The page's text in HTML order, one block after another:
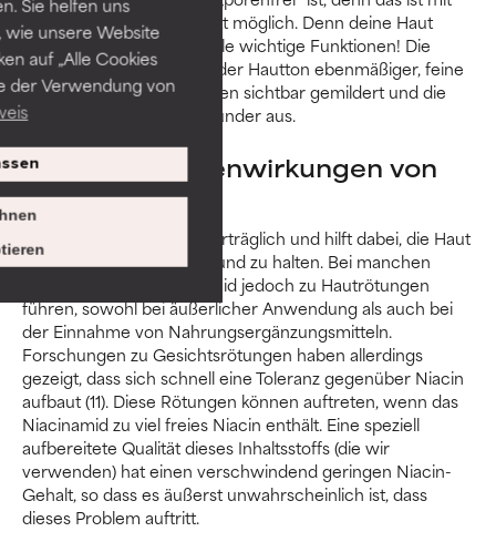
unsere Website
auf „Alle Cookies
der Verwendung von
keinem Hautpflegeprodukt möglich. Denn deine Haut
braucht ihre Poren für viele wichtige Funktionen! Die
Poren erscheinen feiner, der Hautton ebenmäßiger, feine
Linien und Fältchen werden sichtbar gemildert und die
Haut sieht insgesamt gesünder aus.
Mögliche Nebenwirkungen von
Niacinamid
Niacinamid ist sehr gut verträglich und hilft dabei, die Haut
zu beruhigen und sie gesund zu halten. Bei manchen
Menschen kann Niacinamid jedoch zu Hautrötungen
führen, sowohl bei äußerlicher Anwendung als auch bei
der Einnahme von Nahrungsergänzungsmitteln.
Forschungen zu Gesichtsrötungen haben allerdings
gezeigt, dass sich schnell eine Toleranz gegenüber Niacin
aufbaut (11). Diese Rötungen können auftreten, wenn das
Niacinamid zu viel freies Niacin enthält. Eine speziell
aufbereitete Qualität dieses Inhaltsstoffs (die wir
verwenden) hat einen verschwindend geringen Niacin-
Gehalt, so dass es äußerst unwahrscheinlich ist, dass
dieses Problem auftritt.